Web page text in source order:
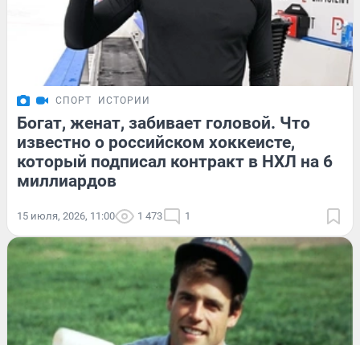
СПОРТ ИСТОРИИ
Богат, женат, забивает головой. Что
известно о российском хоккеисте,
который подписал контракт в НХЛ на 6
миллиардов
15 июля, 2026, 11:00 1 473 1